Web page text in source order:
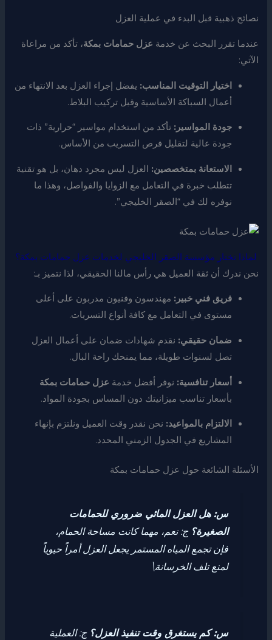
نصائح ذهبية قبل البدء في عملية العزل
عندما تقرر البحث عن خدمة عزل حمامات بمكة، تأكد من مراعاة
الآتي:
اختيار التوقيت المناسب: يفضل إجراء العزل بعد الانتهاء من
أعمال السباكة الأساسية وقبل تركيب البلاط.
جودة المواسير: تأكد من استخدام مواسير “حرارية” ذات
جودة عالية لتقليل فرص التسريب من الأساس.
الاستعانة بمتخصصين: العزل ليس مجرد دهان، بل هو تقنية
تتطلب خبرة في التعامل مع الزوايا والفواصل، وهذا ما
نوفره لك في “الصقر الخليجي”.
لماذا تختار مؤسسة الصقر الخليجي لخدمات عزل حمامات بمكة؟
نحن ندرك أن ثقة العميل هي رأس مالنا الحقيقي، لذا نتميز بـ:
فريق فني خبير: مهندسون وفنيون مدربون على أعلى
مستوى في التعامل مع كافة أنواع التسربات.
ضمان حقيقي: نقدم شهادات ضمان على أعمال العزل
تصل لسنوات طويلة، مما يمنحك راحة البال.
أسعار تنافسية: نوفر أفضل خدمة عزل حمامات بمكة
بأسعار تناسب ميزانيتك دون المساس بجودة المواد.
الالتزام بالمواعيد: نحن نقدر وقت العميل ونلتزم بإنهاء
المشاريع في الجدول الزمني المحدد.
الأسئلة الشائعة حول عزل حمامات بمكة
س: هل العزل المائي ضروري للحمامات
الصغيرة؟ ج: نعم، مهما كانت مساحة الحمام،
فإن تجمع المياه المستمر يجعل العزل أمراً حيوياً
لمنع تلف الخرسانة.\
س: كم يستغرق وقت تنفيذ العزل؟ ج: العملية